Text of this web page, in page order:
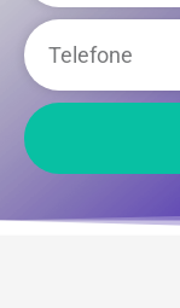
Telefone